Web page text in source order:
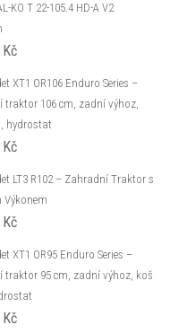
KO T 22-105.4 HD-A V2
XT1 OR106 Enduro Series –
traktor 106 cm, zadní výhoz,
hydrostat
LT3 R102 – Zahradní Traktor s
Výkonem
XT1 OR95 Enduro Series –
traktor 95 cm, zadní výhoz, koš